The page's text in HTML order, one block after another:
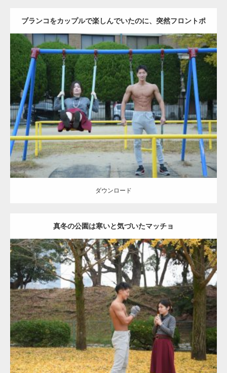
ブランコをカップルで楽しんでいたのに、突然フロントポ
ーズをするマッチョ
Update: 2021.07.6
Category:公園のマッチョ その他 AKIHITO(細マッチョ) 腹筋 大胸筋
ダウンロード
ダウンロード
真冬の公園は寒いと気づいたマッチョ
Update: 2021.07.8
Category:公園のマッチョ その他 AKIHITO(細マッチョ) 上腕三頭筋
肩
ダウンロード